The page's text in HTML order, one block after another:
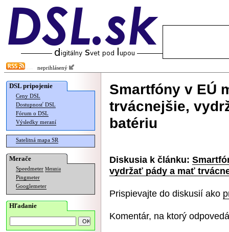
neprihlásený
DSL pripojenie
Ceny DSL
Dostupnosť DSL
Fórum o DSL
Výsledky meraní
Satelitná mapa SR
Merače
Speedmeter Merania
Pingmeter
Googlemeter
Hľadanie
Smartfóny v EÚ
trvácnejšie,
batériu
Diskusia k článku:
vydržať pády a mať
Prispievajte do diskusií ako
Komentár, na ktorý